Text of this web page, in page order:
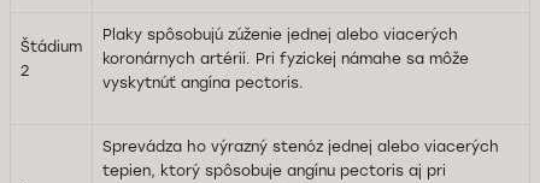
Štádium
2
Plaky spôsobujú zúženie jednej alebo viacerých
koronárnych artérií. Pri fyzickej námahe sa môže
vyskytnúť angína pectoris.
Sprevádza ho výrazný stenóz jednej alebo viacerých
tepien, ktorý spôsobuje angínu pectoris aj pri